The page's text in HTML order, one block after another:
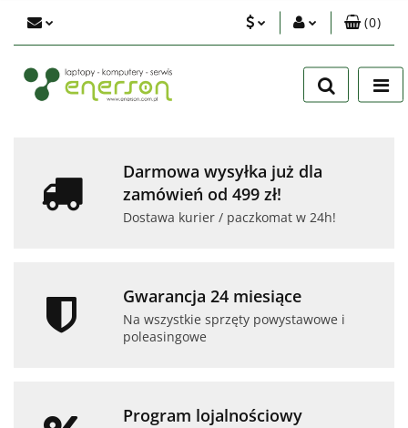
Zaloguj się
Zarejestruj się
(0)
Darmowa wysyłka już dla
zamówień od 499 zł!
Dostawa kurier / paczkomat w 24h!
Gwarancja 24 miesiące
Na wszystkie sprzęty powystawowe i
poleasingowe
Program lojalnościowy